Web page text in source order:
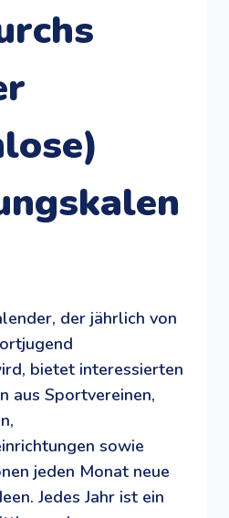
der jährlich von
bietet interessierten
aus Sportvereinen,
sowie
jeden Monat neue
Jedes Jahr ist ein